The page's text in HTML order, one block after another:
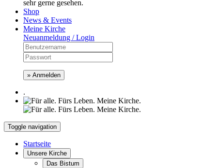
sehr gerne gesehen.
Shop
News & Events
Meine Kirche
Neuanmeldung / Login
» Anmelden
.
Toggle navigation
Startseite
Unsere Kirche
Das Bistum